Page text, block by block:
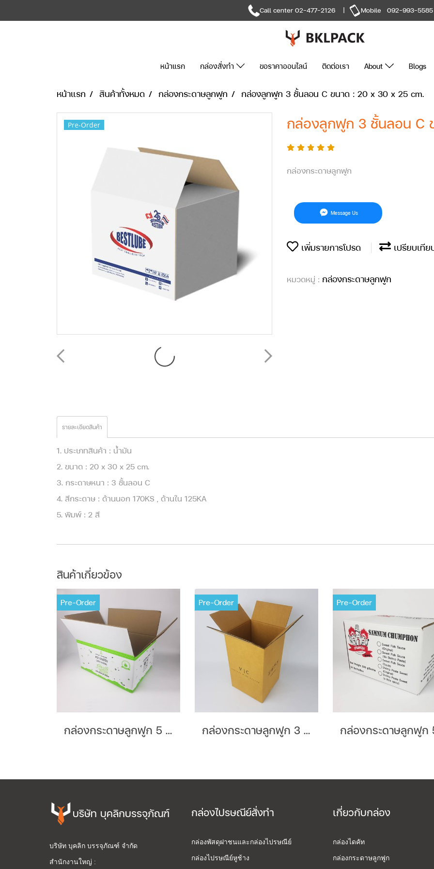
Call center 02-477-2126 | Mobile 092-993-5585
หน้าแรก กล่องสั่งทำ ขอราคาออนไลน์ ติดต่อเรา About Blogs
หน้าแรก สินค้าทั้งหมด กล่องกระดาษลูกฟูก กล่องลูกฟูก 3 ชั้นลอน C ขนาด : 20 x 30 x 25 cm.
Pre-Order กล่องลูกฟูก 3 ชั้นลอน C
กล่องกระดาษลูกฟูก
Message Us
เพิ่มรายการโปรด เปรียบเทีย
หมวดหมู่ : กล่องกระดาษลูกฟูก
รายละเอียดสินค้า
1. ประเภทสินค้า : น้ำมัน
2. ขนาด : 20 x 30 x 25 cm.
3. กระดาษหนา : 3 ชั้นลอน C
4. สีกระดาษ : ด้านนอก 170KS , ด้านใน 125KA
5. พิมพ์ : 2 สี
สินค้าเกี่ยวข้อง
Pre-Order
กล่องกระดาษลูกฟูก 5 ชั้นลอน BC Brand : Genherb
Pre-Order
กล่องกระดาษลูกฟูก 3 ชั้นลอน C Brand : Vic
Pre-Order
บริษัท บุคลิกบรรจุภัณฑ์
บริษัท บุคลิก บรรจุภัณฑ์ จำกัด
สำนักงานใหญ่ :
กล่องไปรษณีย์สั่งทำ
กล่องพัสดุฝาชนและกล่องไปรษณีย์
กล่องไปรษณีย์หูช้าง
เกี่ยวกับกล่อง
กล่องไดคัท
กล่องกระดาษลูกฟูก